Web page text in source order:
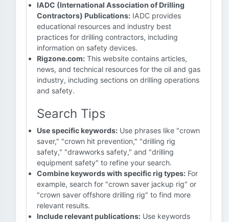
IADC (International Association of Drilling
Contractors) Publications: IADC provides
educational resources and industry best
practices for drilling contractors, including
information on safety devices.
Rigzone.com: This website contains articles,
news, and technical resources for the oil and gas
industry, including sections on drilling operations
and safety.
Search Tips
Use specific keywords: Use phrases like "crown
saver," "crown hit prevention," "drilling rig
safety," "drawworks safety," and "drilling
equipment safety" to refine your search.
Combine keywords with specific rig types: For
example, search for "crown saver jackup rig" or
"crown saver offshore drilling rig" to find more
relevant results.
Include relevant publications: Use keywords